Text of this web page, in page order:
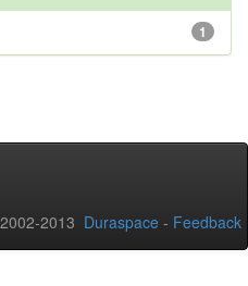
1
2013 Duraspace - Feedback